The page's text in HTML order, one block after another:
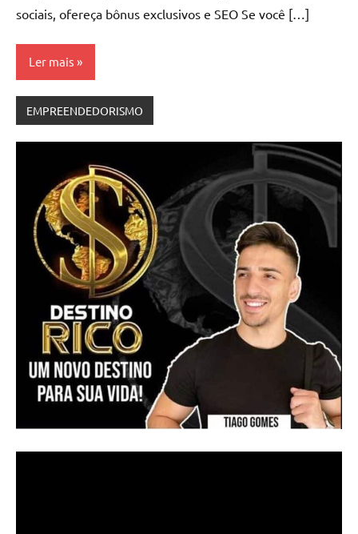
sociais, ofereça bônus exclusivos e SEO Se você […]
Ler mais
EMPREENDEDORISMO